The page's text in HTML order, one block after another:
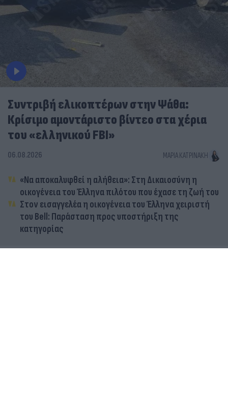
Συντριβή ελικοπτέρων στην Ψάθα:
Κρίσιμο αμοντάριστο βίντεο στα χέρια
του «ελληνικού FBI»
06.08.2026 ΜΑΡΊΑ ΚΑΤΡΙΝΆΚΗ
«Να αποκαλυφθεί η αλήθεια»: Στη Δικαιοσύνη η
οικογένεια του Έλληνα πιλότου που έχασε τη ζωή του
Στον εισαγγελέα η οικογένεια του Έλληνα χειριστή
του Bell: Παράσταση προς υποστήριξη της
κατηγορίας